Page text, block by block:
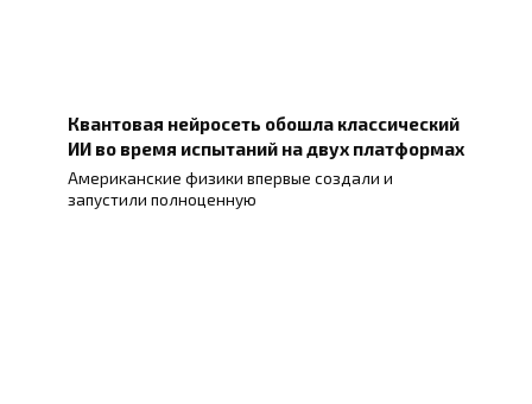
Квантовая нейросеть обошла классический
ИИ во время испытаний на двух платформах
Американские физики впервые создали и
запустили полноценную